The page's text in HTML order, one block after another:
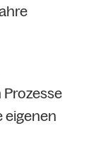
eigenen